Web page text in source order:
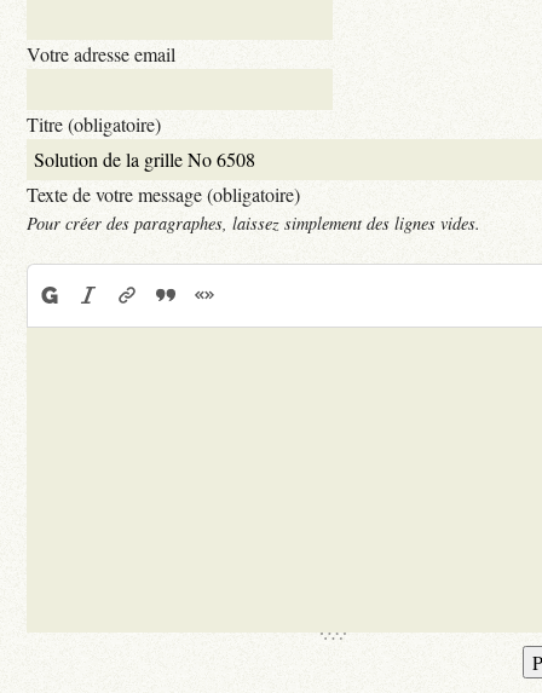
Votre adresse email
Titre (obligatoire)
Texte de votre message (obligatoire)
Pour créer des paragraphes, laissez simplement des lignes vides.